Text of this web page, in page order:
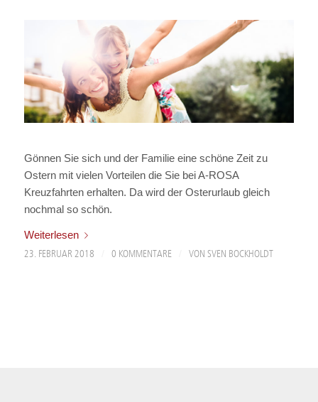
Gönnen Sie sich und der Familie eine schöne Zeit zu
Ostern mit vielen Vorteilen die Sie bei A-ROSA
Kreuzfahrten erhalten. Da wird der Osterurlaub gleich
nochmal so schön.
Weiterlesen
23. FEBRUAR 2018 0 KOMMENTARE VON SVEN BOCKHOLDT